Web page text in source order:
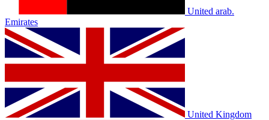
United arab.
Emirates
United Kingdom